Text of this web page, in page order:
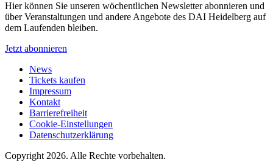
Hier können Sie unseren wöchentlichen Newsletter abonnieren und
über Veranstaltungen und andere Angebote des DAI Heidelberg auf
dem Laufenden bleiben.
Jetzt abonnieren
News
Tickets kaufen
Impressum
Kontakt
Barrierefreiheit
Cookie-Einstellungen
Datenschutzerklärung
Copyright 2026. Alle Rechte vorbehalten.